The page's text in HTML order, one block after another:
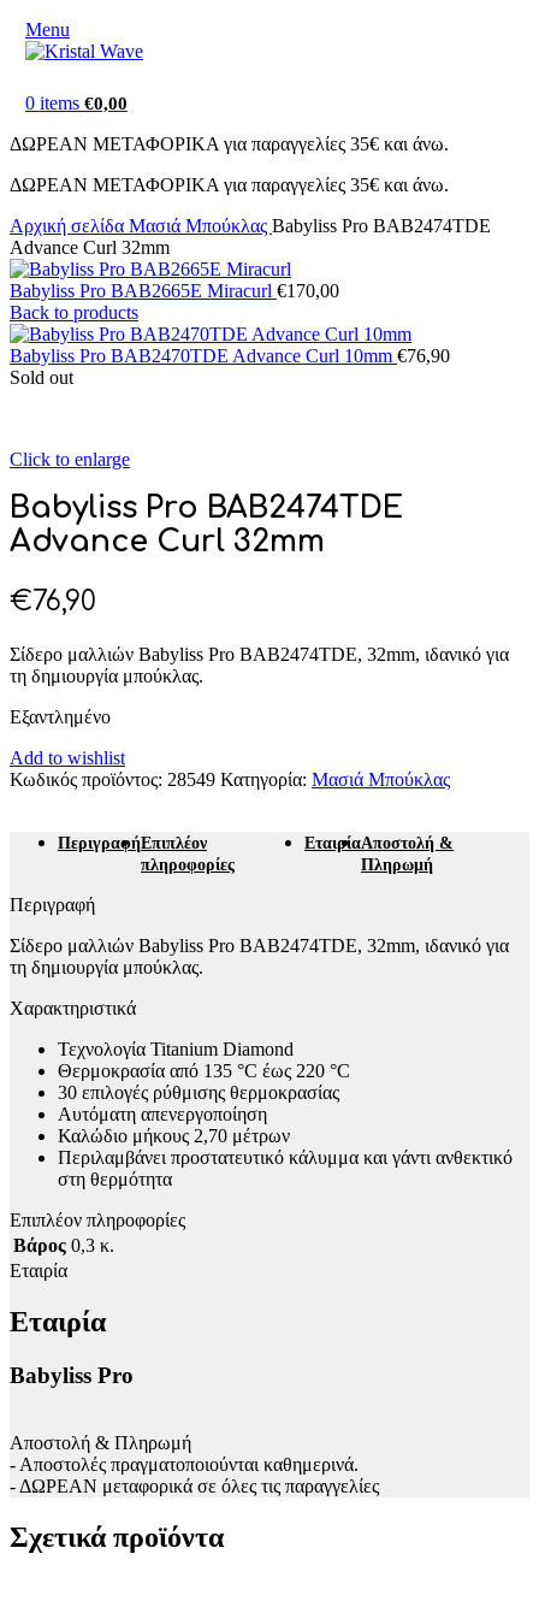
Menu
0 items €0,00
ΔΩΡΕΑΝ ΜΕΤΑΦΟΡΙΚΑ για παραγγελίες 35€ και άνω.
ΔΩΡΕΑΝ ΜΕΤΑΦΟΡΙΚΑ για παραγγελίες 35€ και άνω.
Αρχική σελίδα Μασιά Μπούκλας Babyliss Pro BAB2474TDE
Advance Curl 32mm
Babyliss Pro BAB2665E Miracurl €170,00
Back to products
Babyliss Pro BAB2470TDE Advance Curl 10mm €76,90
Sold out
Click to enlarge
Babyliss Pro BAB2474TDE
Advance Curl 32mm
€76,90
Σίδερο μαλλιών Babyliss Pro BAB2474TDE, 32mm, ιδανικό για
τη δημιουργία μπούκλας.
Εξαντλημένο
Add to wishlist
Κωδικός προϊόντος: 28549 Κατηγορία: Μασιά Μπούκλας
ΠεριγραφήΕπιπλέον
πληροφορίες
ΕταιρίαΑποστολή &
Πληρωμή
Περιγραφή
Σίδερο μαλλιών Babyliss Pro BAB2474TDE, 32mm, ιδανικό για
τη δημιουργία μπούκλας.
Χαρακτηριστικά
Τεχνολογία Titanium Diamond
Θερμοκρασία από 135 °C έως 220 °C
30 επιλογές ρύθμισης θερμοκρασίας
Αυτόματη απενεργοποίηση
Καλώδιο μήκους 2,70 μέτρων
Περιλαμβάνει προστατευτικό κάλυμμα και γάντι ανθεκτικό
στη θερμότητα
Επιπλέον πληροφορίες
Βάρος 0,3 κ.
Εταιρία
Εταιρία
Babyliss Pro
Αποστολή & Πληρωμή
- Αποστολές πραγματοποιούνται καθημερινά.
- ΔΩΡΕΑΝ μεταφορικά σε όλες τις παραγγελίες
Σχετικά προϊόντα